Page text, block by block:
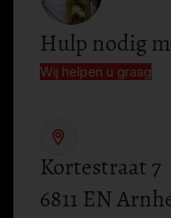
Hulp nodig
Wij helpen u graag
Kortestraat 7
6811 EN